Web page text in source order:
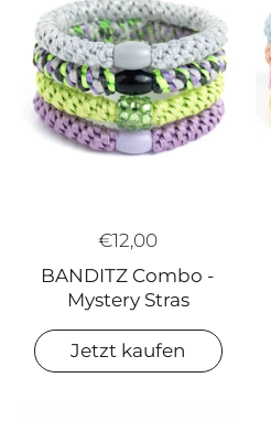
€12,00
BANDITZ Combo -
Mystery Stras
Jetzt kaufen